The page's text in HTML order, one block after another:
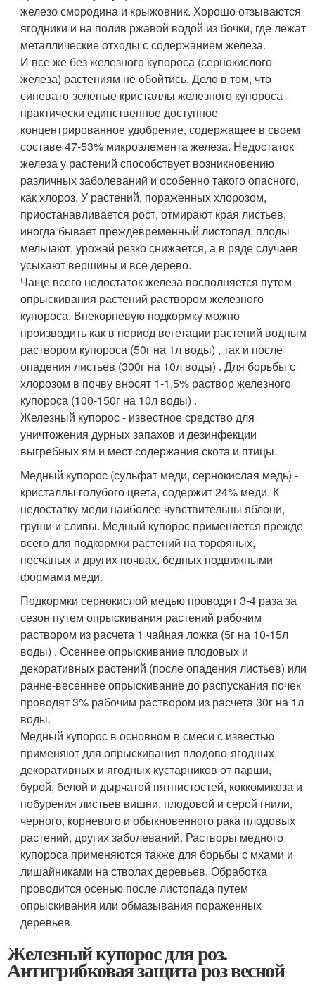
железо смородина и крыжовник. Хорошо отзываются
ягодники и на полив ржавой водой из бочки, где лежат
металлические отходы с содержанием железа.
И все же без железного купороса (сернокислого
железа) растениям не обойтись. Дело в том, что
синевато-зеленые кристаллы железного купороса -
практически единственное доступное
концентрированное удобрение, содержащее в своем
составе 47-53% микроэлемента железа. Недостаток
железа у растений способствует возникновению
различных заболеваний и особенно такого опасного,
как хлороз. У растений, пораженных хлорозом,
приостанавливается рост, отмирают края листьев,
иногда бывает преждевременный листопад, плоды
мельчают, урожай резко снижается, а в ряде случаев
усыхают вершины и все дерево.
Чаще всего недостаток железа восполняется путем
опрыскивания растений раствором железного
купороса. Внекорневую подкормку можно
производить как в период вегетации растений водным
раствором купороса (50г на 1л воды) , так и после
опадения листьев (300г на 10л воды) . Для борьбы с
хлорозом в почву вносят 1-1,5% раствор железного
купороса (100-150г на 10л воды) .
Железный купорос - известное средство для
уничтожения дурных запахов и дезинфекции
выгребных ям и мест содержания скота и птицы.
Медный купорос (сульфат меди, сернокислая медь) -
кристаллы голубого цвета, содержит 24% меди. К
недостатку меди наиболее чувствительны яблони,
груши и сливы. Медный купорос применяется прежде
всего для подкормки растений на торфяных,
песчаных и других почвах, бедных подвижными
формами меди.
Подкормки сернокислой медью проводят 3-4 раза за
сезон путем опрыскивания растений рабочим
раствором из расчета 1 чайная ложка (5г на 10-15л
воды) . Осеннее опрыскивание плодовых и
декоративных растений (после опадения листьев) или
ранне-весеннее опрыскивание до распускания почек
проводят 3% рабочим раствором из расчета 30г на 1л
воды.
Медный купорос в основном в смеси с известью
применяют для опрыскивания плодово-ягодных,
декоративных и ягодных кустарников от парши,
бурой, белой и дырчатой пятнистостей, коккомикоза и
побурения листьев вишни, плодовой и серой гнили,
черного, корневого и обыкновенного рака плодовых
растений, других заболеваний. Растворы медного
купороса применяются также для борьбы с мхами и
лишайниками на стволах деревьев. Обработка
проводится осенью после листопада путем
опрыскивания или обмазывания пораженных
деревьев.
Железный купорос для роз.
Антигрибковая защита роз весной